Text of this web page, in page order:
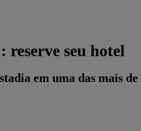
seu hotel
em uma das mais